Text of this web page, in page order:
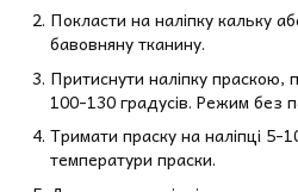
Покласти на наліпку кальку
бавовняну тканину.
Притиснути наліпку праскою,
100-130 градусів. Режим без
Тримати праску на наліпці
температури праски.